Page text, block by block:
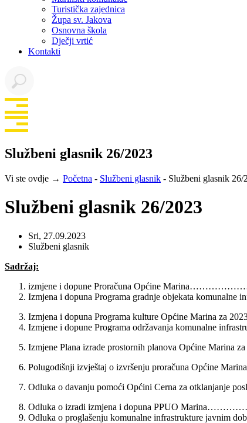
Turistička zajednica
Župa sv. Jakova
Osnovna škola
Dječji vrtić
Kontakti
Službeni glasnik 26/2023
Vi ste ovdje → Početna - Službeni glasnik - Službeni glasnik 26/
Službeni glasnik 26/2023
Sri, 27.09.2023
Službeni glasnik
Sadržaj:
izmjene i dopune Proračuna Općine
Izmjena i dopuna Programa gradnje objekata
Izmjena i dopuna Programa kulture Općine Marina
Izmjene i dopune Programa održavanja komunalne
Izmjene Plana izrade prostornih planova Općine
Polugodišnji izvještaj o izvršenju proračuna
Odluka o davanju pomoći Općini Cerna za
Odluka o izradi izmjena i dopuna PPUO
Odluka o proglašenju komunalne infrastrukture